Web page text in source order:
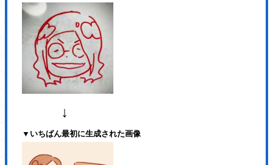
↓
▼いちばん最初に生成された画像
.wsbl_pinterest a{
border: 0px !important;
<!-- END: WP Social Bookmarking Light HEAD -->
<meta property="og:title" content="【岡山】集客設計に自信あり。ホ
<meta property="og:description" content="人と人、人とコンピュータ